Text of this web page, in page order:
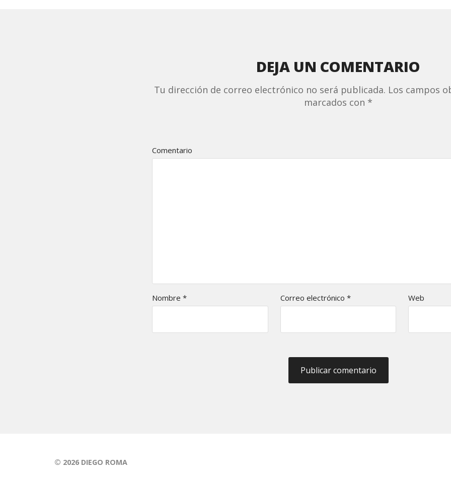
DEJA UN COMENTARIO
Tu dirección de correo electrónico no será publicada. Los campos
marcados con *
Comentario
Nombre * Correo electrónico * Web
© 2026 DIEGO ROMA